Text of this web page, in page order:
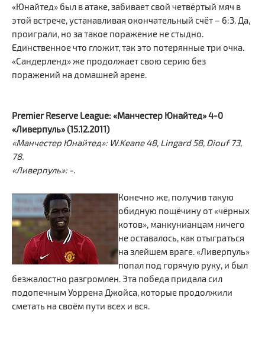
«Юнайтед» был в атаке, забивает свой четвёртый мяч в
этой встрече, устанавливая окончательный счёт – 6:3. Да,
проиграли, но за такое поражение не стыдно.
Единственное что гложит, так это потерянные три очка.
«Сандерленд» же продолжает свою серию без
поражений на домашней арене.
Premier Reserve League: «Манчестер Юнайтед» 4-0
«Ливерпуль» (15.12.2011)
«Манчестер Юнайтед»: W.Keane 48, Lingard 58, Diouf 73,
78.
«Ливерпуль»: -.
Конечно же, получив такую
обидную пощёчину от «чёрных
котов», манкунианцам ничего
не оставалось, как отыграться
на злейшем враге. «Ливерпуль»
попал под горячую руку, и был
безжалостно разгромлен. Эта победа придала сил
подопечным Уоррена Джойса, которые продолжили
сметать на своём пути всех и вся.